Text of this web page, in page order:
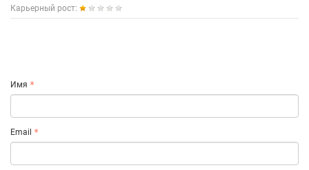
Карьерный рост:
Имя
Email